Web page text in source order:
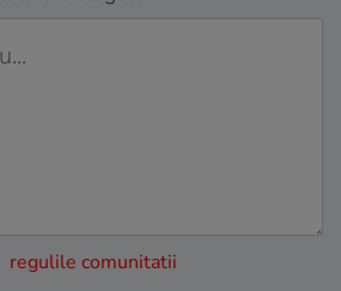
regulile comunitatii